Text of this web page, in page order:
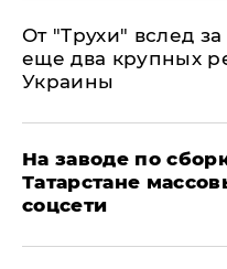
От "Трухи" вслед
еще два крупных
Украины
На заводе по
Татарстане
соцсети